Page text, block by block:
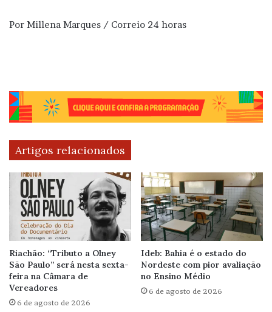
Por Millena Marques / Correio 24 horas
Artigos relacionados
Riachão: “Tributo a Olney
São Paulo” será nesta sexta-
feira na Câmara de
Vereadores
6 de agosto de 2026
Ideb: Bahia é o estado do
Nordeste com pior avaliação
no Ensino Médio
6 de agosto de 2026